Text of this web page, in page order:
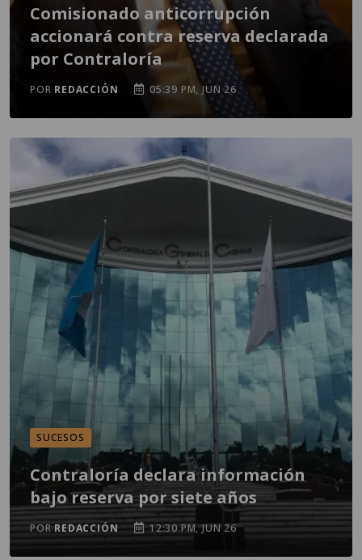
Comisionado anticorrupción
accionará contra reserva declarada
por Contraloría
POR REDACCIÓN 05:39 PM, JUN 26
SUCESOS
Contraloría declara información
bajo reserva por siete años
PORREDACCIÓN 12:30 PM, JUN 26